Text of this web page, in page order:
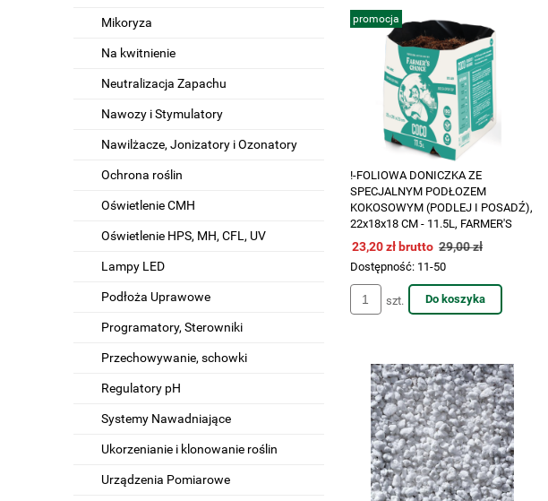
Mikoryza
Na kwitnienie
Neutralizacja Zapachu
Nawozy i Stymulatory
Nawilżacze, Jonizatory i Ozonatory
Ochrona roślin
Oświetlenie CMH
Oświetlenie HPS, MH, CFL, UV
Lampy LED
Podłoża Uprawowe
Programatory, Sterowniki
Przechowywanie, schowki
Regulatory pH
Systemy Nawadniające
Ukorzenianie i klonowanie roślin
Urządzenia Pomiarowe
!-FOLIOWA DONICZKA ZE
SPECJALNYM PODŁOZEM
KOKOSOWYM (PODLEJ I POSADŹ),
22x18x18 CM - 11.5L, FARMER'S
CHOICE
23,20 zł brutto 29,00 zł
Dostępność: 11-50
szt. Do koszyka
promocja